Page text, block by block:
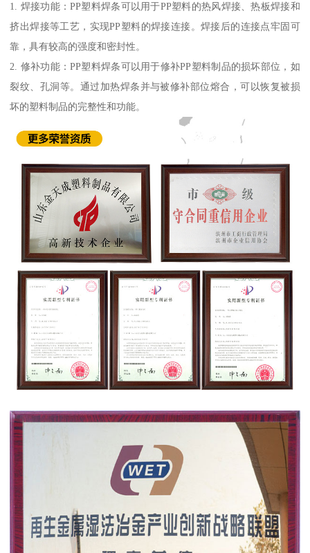
1. 焊接功能：PP塑料焊条可以用于PP塑料的热风焊接、热板焊接和
挤出焊接等工艺，实现PP塑料的焊接连接。焊接后的连接点牢固可
靠，具有较高的强度和密封性。
2. 修补功能：PP塑料焊条可以用于修补PP塑料制品的损坏部位，如
裂纹、孔洞等。通过加热焊条并与被修补部位熔合，可以恢复被损
坏的塑料制品的完整性和功能。